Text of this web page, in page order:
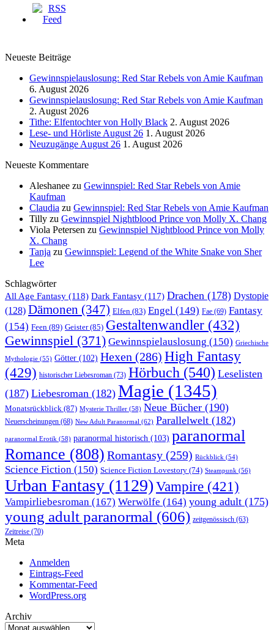
Neueste Beiträge
Gewinnspielauslosung: Red Star Rebels von Amie Kaufman
6. August 2026
Gewinnspielauslosung: Red Star Rebels von Amie Kaufman
2. August 2026
Tithe: Elfentochter von Holly Black 2. August 2026
Lese- und Hörliste August 26 1. August 2026
Neuzugänge August 26 1. August 2026
Neueste Kommentare
Aleshanee zu Gewinnspiel: Red Star Rebels von Amie
Kaufman
Claudia zu Gewinnspiel: Red Star Rebels von Amie Kaufman
Tilly zu Gewinnspiel Nightblood Prince von Molly X. Chang
Viola Petersen zu Gewinnspiel Nightblood Prince von Molly
X. Chang
Tanja zu Gewinnspiel: Legend of the White Snake von Sher
Lee
Schlagwörter
All Age Fantasy (118) Dark Fantasy (117) Drachen (178) Dystopie
(128) Dämonen (347) Elfen (83) Engel (149) Fae (69) Fantasy
(154) Feen (89) Geister(85) Gestaltenwandler (432)
Gewinnspiel (371) Gewinnspielauslosung (150) Griechische
Mythologie (55) Götter (102) Hexen (286) High Fantasy
(429) historischer Liebesroman (73) Hörbuch (540) Leselisten
(187) Liebesroman (182) Magie (1345)
Monatsrückblick (87) Mysterie Thriller (58) Neue Bücher (190)
Neuerscheinungen (68) New Adult Paranormal (62) Parallelwelt (182)
paranormal Erotik (58) paranormal historisch (103) paranormal
Romance (808) Romantasy (259) Rückblick (54)
Science Fiction (150) Science Fiction Lovestory (74) Steampunk (56)
Urban Fantasy (1129) Vampire (421)
Vampirliebesroman (167) Werwölfe (164) young adult (175)
young adult paranormal (606) zeitgenössisch (63)
Zeitreise (70)
Meta
Anmelden
Eintrags-Feed
Kommentar-Feed
WordPress.org
Archiv
Archiv